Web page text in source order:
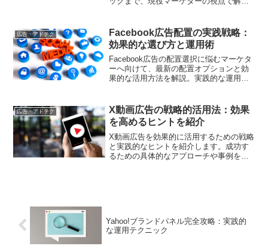
広告・アドテク
Facebook広告配置の実践戦略：
効果的な選び方と運用術
Facebook広告の配置選択に悩むマーケタ
ーへ向けて、最新の配置オプションと効
果的な活用方法を解説。実践的な運用の
広告・アドテク
X動画広告の戦略的活用法：効果
を高めるヒントを紹介
X動画広告を効果的に活用するための戦略
と実践的なヒントを紹介します。成功す
るための具体的なアプローチや事例を通
Yahoo!ブランドパネル完全攻略：実践的
な運用テクニック